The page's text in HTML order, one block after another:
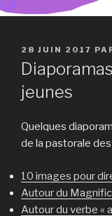
PUBLIÉ
LE
28 JUIN 2017
jeunes
Quelques
de la pastorale
10 images pour
Autour du
Autour du verbe «